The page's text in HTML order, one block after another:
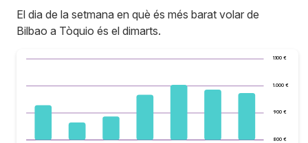
El dia de la setmana en què és més barat volar de
Bilbao a Tòquio és el dimarts.
800 €
900 €
1.000 €
1.100 €